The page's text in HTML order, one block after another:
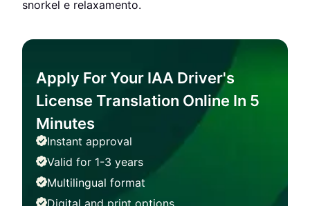
snorkel e relaxamento.
Apply For Your IAA Driver's
License Translation Online In 5
Minutes
Instant approval
Valid for 1-3 years
Multilingual format
Digital and print options